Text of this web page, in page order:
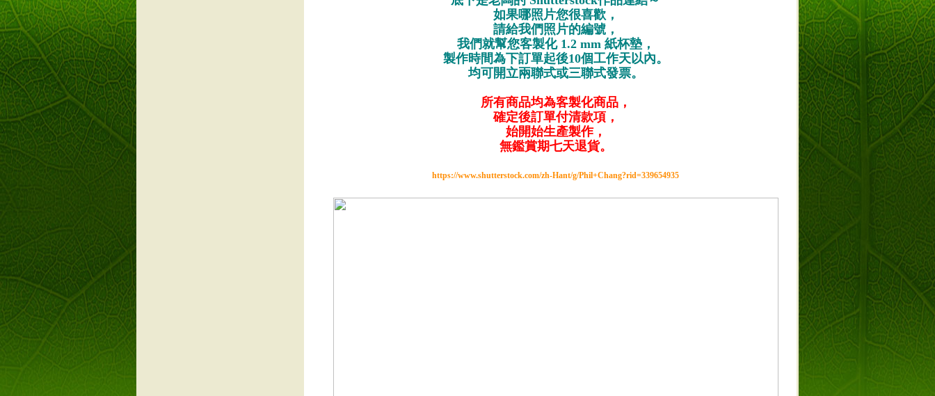
如果哪照片您很喜歡，
請給我們照片的編號，
我們就幫您客製化 1.2 mm 紙杯墊，
製作時間為下訂單起後10個工作天以內。
均可開立兩聯式或三聯式發票。
所有商品均為客製化商品，
確定後訂單付清款項，
始開始生產製作，
無鑑賞期七天退貨。
https://www.shutterstock.com/zh-Hant/g/Phil+Chang?rid=339654935